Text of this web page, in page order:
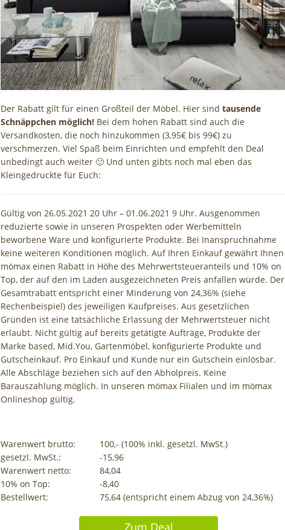
Der Rabatt gilt für einen Großteil der Möbel. Hier sind tausende
Schnäppchen möglich! Bei dem hohen Rabatt sind auch die
Versandkosten, die noch hinzukommen (3,95€ bis 99€) zu
verschmerzen. Viel Spaß beim Einrichten und empfehlt den Deal
unbedingt auch weiter 🙂 Und unten gibts noch mal eben das
Kleingedruckte für Euch:
Gültig von 26.05.2021 20 Uhr – 01.06.2021 9 Uhr. Ausgenommen
reduzierte sowie in unseren Prospekten oder Werbemitteln
beworbene Ware und konfigurierte Produkte. Bei Inanspruchnahme
keine weiteren Konditionen möglich. Auf Ihren Einkauf gewährt Ihnen
mömax einen Rabatt in Höhe des Mehrwertsteueranteils und 10% on
Top, der auf den im Laden ausgezeichneten Preis anfallen würde. Der
Gesamtrabatt entspricht einer Minderung von 24,36% (siehe
Rechenbeispiel) des jeweiligen Kaufpreises. Aus gesetzlichen
Gründen ist eine tatsächliche Erlassung der Mehrwertsteuer nicht
erlaubt. Nicht gültig auf bereits getätigte Aufträge, Produkte der
Marke based, Mid.You, Gartenmöbel, konfigurierte Produkte und
Gutscheinkauf. Pro Einkauf und Kunde nur ein Gutschein einlösbar.
Alle Abschläge beziehen sich auf den Abholpreis. Keine
Barauszahlung möglich. In unseren mömax Filialen und im mömax
Onlineshop gültig.
Warenwert brutto:
100,- (100% inkl. gesetzl. MwSt.)
gesetzl. MwSt.:
-15,96
Warenwert netto:
84,04
10% on Top:
-8,40
Bestellwert:
75,64 (entspricht einem Abzug von 24,36%)